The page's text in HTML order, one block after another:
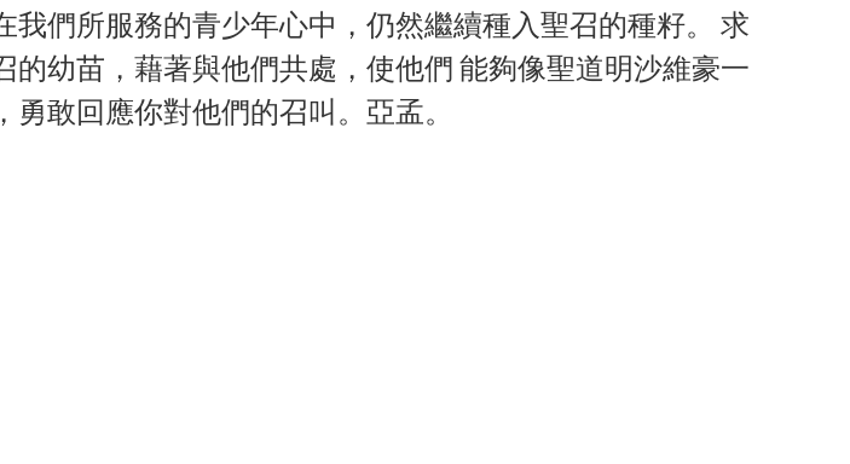
們所服務的青少年心中，仍然繼續種入聖召的種籽。 求
幼苗，藉著與他們共處，使他們 能夠像聖道明沙維豪一
敢回應你對他們的召叫。亞孟。